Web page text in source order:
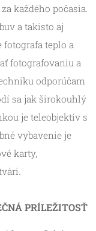
každého počasia.
a takisto aj
fotografa teplo a
fotografovaniu a
odporúčam
sa jak širokouhlý
je teleobjektív s
vybavenie je
karty,
.
PRÍLEŽITOSŤ